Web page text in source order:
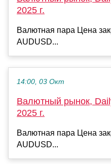
2025 г.
Валютная пара Цена
AUDUSD...
14:00, 03 Окт
Валютный рынок,
2025 г.
Валютная пара Цена
AUDUSD...